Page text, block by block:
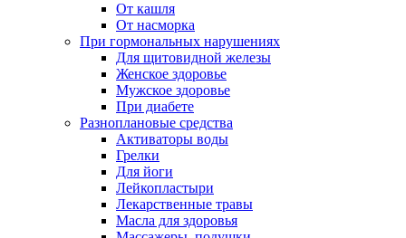
От кашля
От насморка
При гормональных нарушениях
Для щитовидной железы
Женское здоровье
Мужское здоровье
При диабете
Разноплановые средства
Активаторы воды
Грелки
Для йоги
Лейкопластыри
Лекарственные травы
Масла для здоровья